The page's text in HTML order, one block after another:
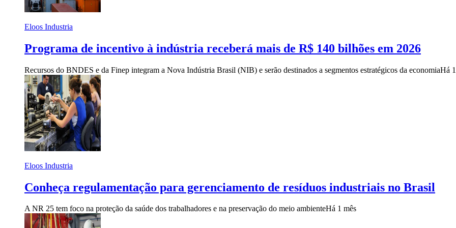
Eloos Industria
Programa de incentivo à indústria receberá mais de R$ 140 bilhões em 2026
Recursos do BNDES e da Finep integram a Nova Indústria Brasil (NIB) e serão destinados a segmentos estratégicos da economiaHá
Eloos Industria
Conheça regulamentação para gerenciamento de resíduos industriais no Brasil
A NR 25 tem foco na proteção da saúde dos trabalhadores e na preservação do meio ambienteHá 1 mês